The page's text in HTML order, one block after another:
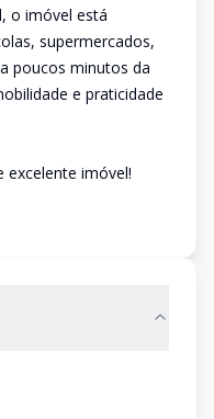
o imóvel está
supermercados,
poucos minutos da
e praticidade
excelente imóvel!